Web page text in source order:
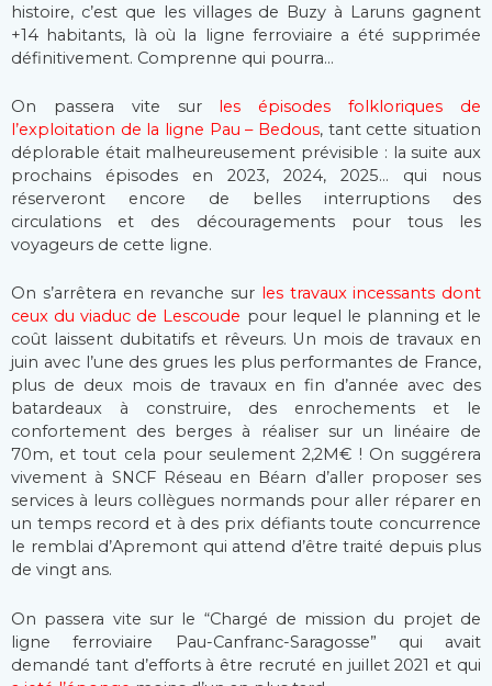
histoire, c’est que les villages de Buzy à Laruns gagnent
+14 habitants, là où la ligne ferroviaire a été supprimée
définitivement. Comprenne qui pourra…
On passera vite sur les épisodes folkloriques de
l’exploitation de la ligne Pau – Bedous, tant cette situation
déplorable était malheureusement prévisible : la suite aux
prochains épisodes en 2023, 2024, 2025… qui nous
réserveront encore de belles interruptions des
circulations et des découragements pour tous les
voyageurs de cette ligne.
On s’arrêtera en revanche sur
les travaux incessants dont
ceux du viaduc de Lescoude pour lequel le planning et le
coût laissent dubitatifs et rêveurs. Un mois de travaux en
juin avec l’une des grues les plus performantes de France,
plus de deux mois de travaux en fin d’année avec des
batardeaux à construire, des enrochements et le
confortement des berges à réaliser sur un linéaire de
70m, et tout cela pour seulement 2,2M€ ! On suggérera
vivement à SNCF Réseau en Béarn d’aller proposer ses
services à leurs collègues normands pour aller réparer en
un temps record et à des prix défiants toute concurrence
le remblai d’Apremont qui attend d’être traité depuis plus
de vingt ans.
On passera vite sur le “Chargé de mission du projet de
ligne ferroviaire Pau-Canfranc-Saragosse” qui avait
demandé tant d’efforts à être recruté en juillet 2021 et qui